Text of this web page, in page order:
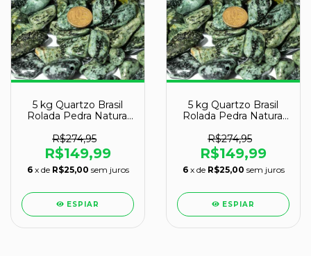
5 kg Quartzo Brasil
Rolada Pedra Natural
R$274,95
R$149,99
6 x de R$25,00 sem juros
ESPIAR
5 kg Quartzo Brasil
Rolada Pedra Natural
R$274,95
R$149,99
6 x de R$25,00 sem juros
ESPIAR